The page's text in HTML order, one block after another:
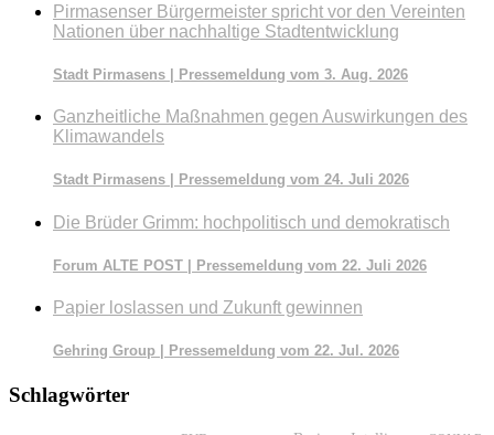
Pirmasenser Bürgermeister spricht vor den Vereinten
Nationen über nachhaltige Stadtentwicklung
Stadt Pirmasens | Pressemeldung vom 3. Aug. 2026
Ganzheitliche Maßnahmen gegen Auswirkungen des
Klimawandels
Stadt Pirmasens | Pressemeldung vom 24. Juli 2026
Die Brüder Grimm: hochpolitisch und demokratisch
Forum ALTE POST | Pressemeldung vom 22. Juli 2026
Papier loslassen und Zukunft gewinnen
Gehring Group | Pressemeldung vom 22. Jul. 2026
Schlagwörter